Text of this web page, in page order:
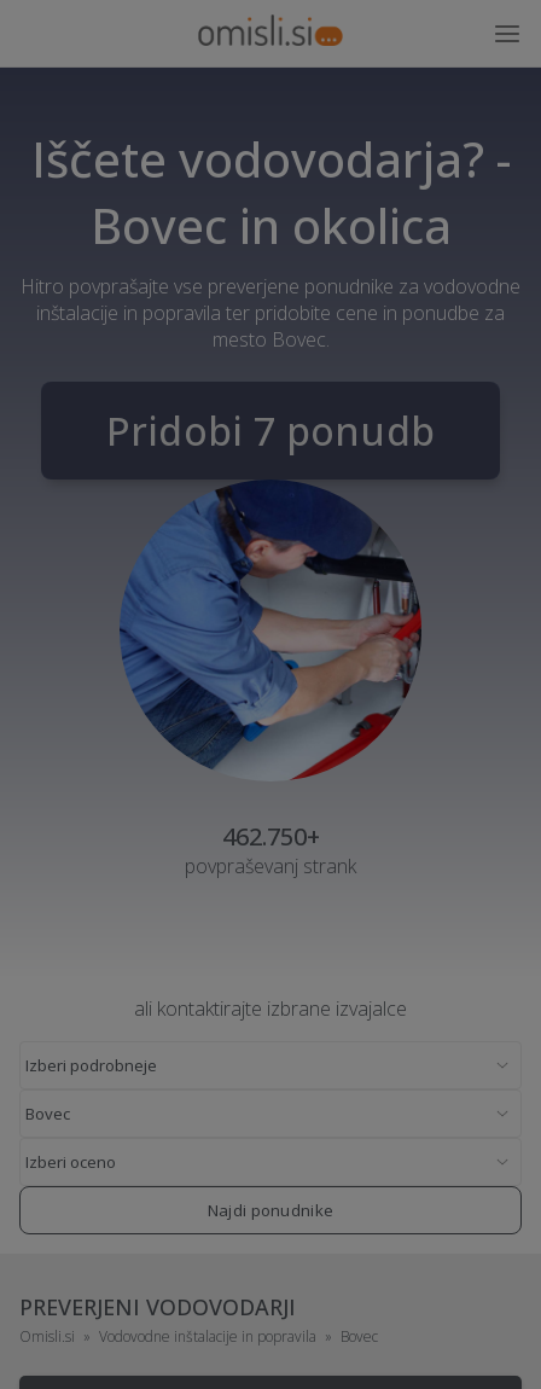
Iščete vodovodarja? -
Bovec in okolica
Hitro povprašajte vse preverjene ponudnike za vodovodne
inštalacije in popravila ter pridobite cene in ponudbe za
mesto Bovec.
Pridobi 7 ponudb
462.750+
povpraševanj strank
ali kontaktirajte izbrane izvajalce
Najdi ponudnike
PREVERJENI VODOVODARJI
Omisli.si Vodovodne inštalacije in popravila Bovec